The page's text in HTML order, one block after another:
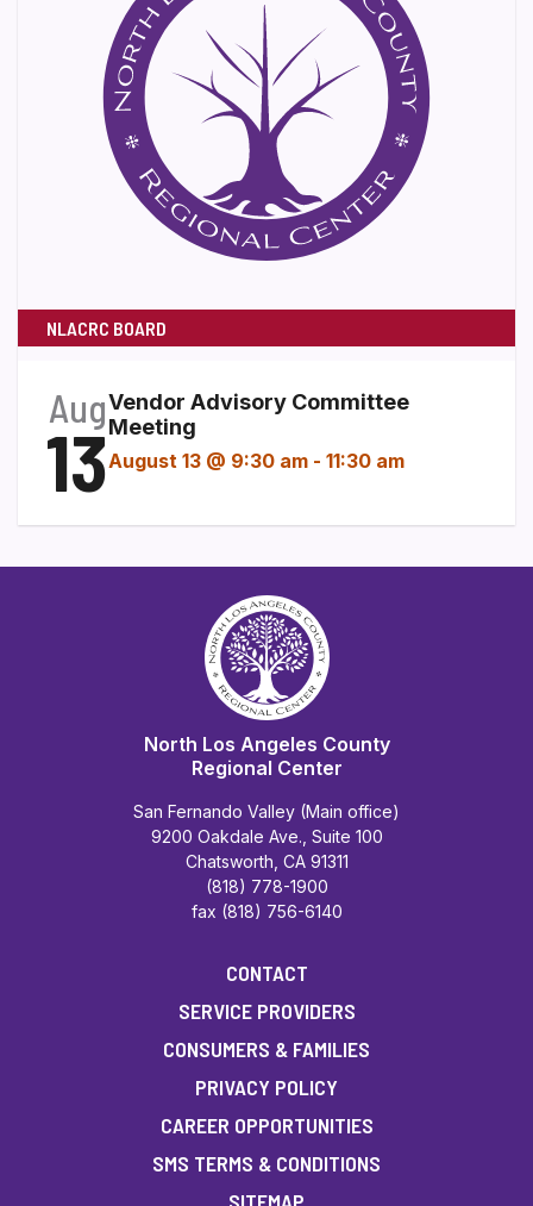
NLACRC BOARD
Aug
13
Vendor Advisory Committee
Meeting
August 13 @ 9:30 am - 11:30 am
North Los Angeles County
Regional Center
San Fernando Valley (Main office)
9200 Oakdale Ave., Suite 100
Chatsworth, CA 91311
(818) 778-1900
fax (818) 756-6140
CONTACT
SERVICE PROVIDERS
CONSUMERS & FAMILIES
PRIVACY POLICY
CAREER OPPORTUNITIES
SMS TERMS & CONDITIONS
SITEMAP